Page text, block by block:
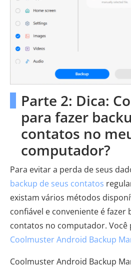
Parte 2: Dica:
para fazer
contatos no
computador?
Para evitar a perda de seus
backup de seus contatos
existam vários métodos
confiável e conveniente é fazer
contatos no computador. Você
Coolmuster Android Backup
Coolmuster Android Backup